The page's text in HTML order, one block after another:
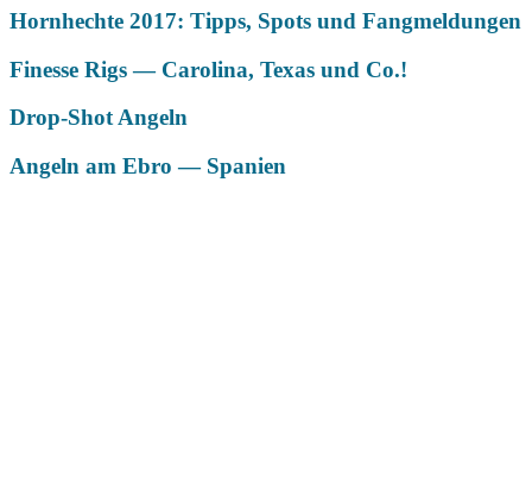
Hornhechte 2017: Tipps, Spots und Fangmeldungen
Finesse Rigs — Carolina, Texas und Co.!
Drop-Shot Angeln
Angeln am Ebro — Spanien